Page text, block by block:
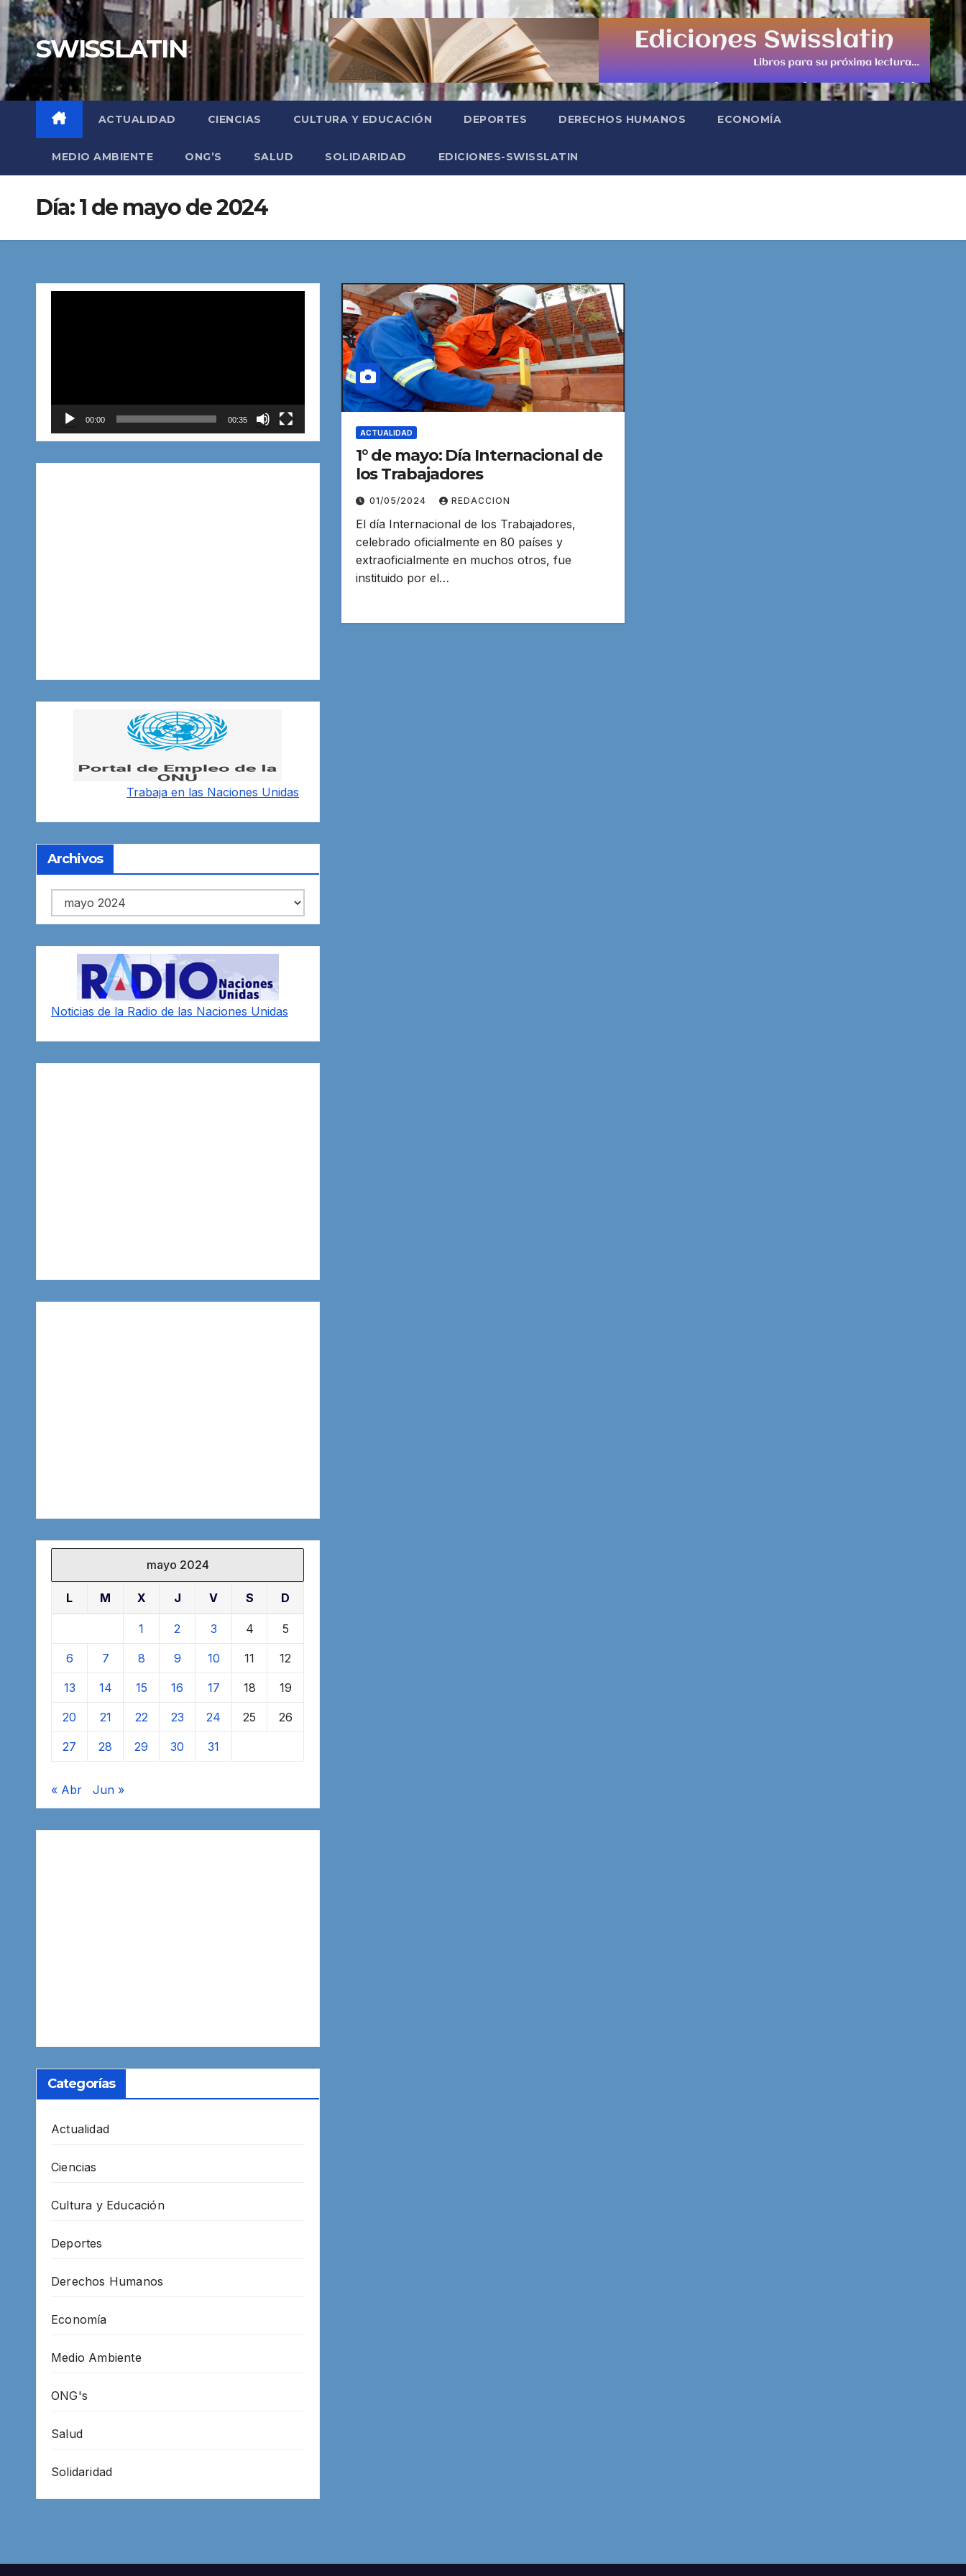
Saltar
al
contenidoSWISSLATIN
ACTUALIDAD CIENCIAS CULTURA Y EDUCACIÓN DEPORTES DERECHOS HUMANOS ECONOMÍA
MEDIO AMBIENTE ONG’S SALUD SOLIDARIDAD EDICIONES-SWISSLATIN
Día:1 de mayo de 2024
00:00 00:35
Trabaja en las Naciones Unidas
Archivos
Archivos
Noticias de la Radio de las Naciones Unidas
mayo 2024
L M X J V S D
1 2 3 4 5
6 7 8 9 10 11 12
13 14 15 16 17 18 19
20 21 22 23 24 25 26
27 28 29 30 31
« Abr Jun »
Categorías
Actualidad
Ciencias
Cultura y Educación
Deportes
Derechos Humanos
Economía
Medio Ambiente
ONG's
Salud
Solidaridad
ACTUALIDAD
1° de mayo: Día Internacional de
los Trabajadores
01/05/2024 REDACCION
El día Internacional de los Trabajadores,
celebrado oficialmente en 80 países y
extraoficialmente en muchos otros, fue
instituido por el…